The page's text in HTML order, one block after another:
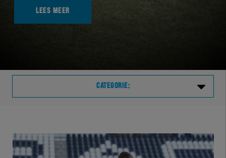
LEES MEER
CATEGORIE:
VVVHER